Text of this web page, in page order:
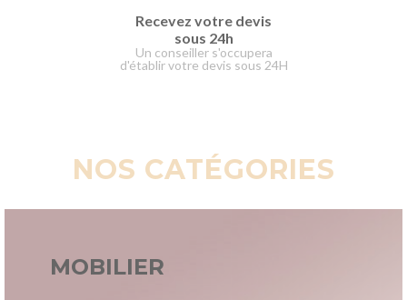
Recevez votre devis
sous 24h
Un conseiller s'occupera
d'établir votre devis sous 24H
NOS CATÉGORIES
MOBILIER